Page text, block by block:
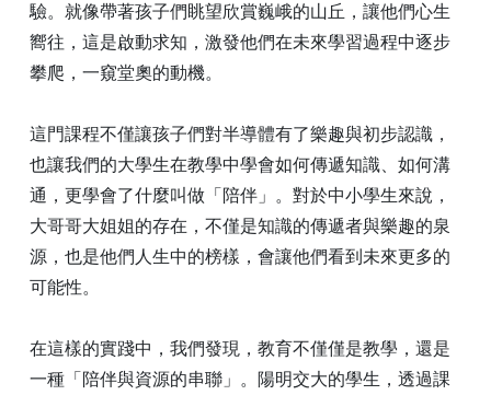
驗。就像帶著孩子們眺望欣賞巍峨的山丘，讓他們心生
嚮往，這是啟動求知，激發他們在未來學習過程中逐步
攀爬，一窺堂奧的動機。
這門課程不僅讓孩子們對半導體有了樂趣與初步認識，
也讓我們的大學生在教學中學會如何傳遞知識、如何溝
通，更學會了什麼叫做「陪伴」。對於中小學生來說，
大哥哥大姐姐的存在，不僅是知識的傳遞者與樂趣的泉
源，也是他們人生中的榜樣，會讓他們看到未來更多的
可能性。
在這樣的實踐中，我們發現，教育不僅僅是教學，還是
一種「陪伴與資源的串聯」。陽明交大的學生，透過課